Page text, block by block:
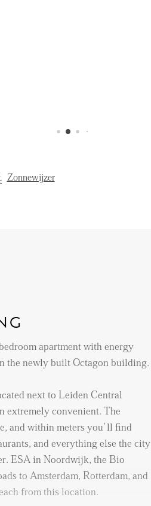
Zonnewijzer
apartment with energy
the newly built Octagon building.
next to Leiden Central
extremely convenient. The
and within meters you’ll find
and everything else the city
ESA in Noordwijk, the Bio
to Amsterdam, Rotterdam, and
from this location.